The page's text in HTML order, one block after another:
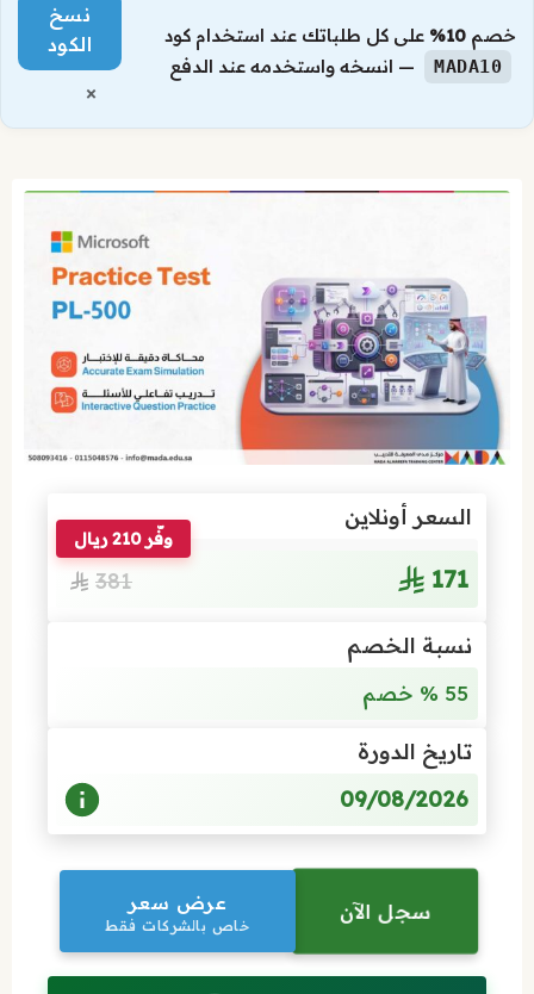
خصم 10% على كل طلباتك عند استخدام كود
MADA10 — انسخه واستخدمه عند الدفع
نسخ
الكود
×
السعر أونلاين
171
وفّر 210 ريال
381
نسبة الخصم
55 % خصم
تاريخ الدورة
09/08/2026
سجل الآن عرض سعر
خاص بالشركات فقط